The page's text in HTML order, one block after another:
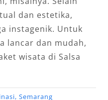
dan estetika,
instagenik. Untuk
lancar dan mudah,
wisata di Salsa
, Semarang